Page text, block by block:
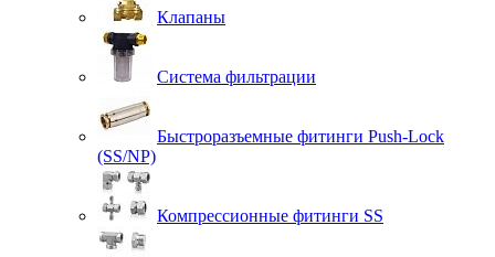
Клапаны
Система фильтрации
Быстроразъемные фитинги Push-Lock
(SS/NP)
Компрессионные фитинги SS